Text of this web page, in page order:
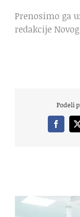
Prenosimo ga
redakcije
Podeli